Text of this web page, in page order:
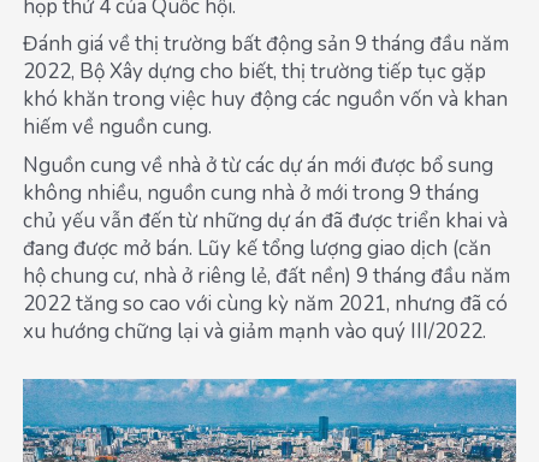
họp thứ 4 của Quốc hội.
Đánh giá về thị trường bất động sản 9 tháng đầu năm
2022, Bộ Xây dựng cho biết, thị trường tiếp tục gặp
khó khăn trong việc huy động các nguồn vốn và khan
hiếm về nguồn cung.
Nguồn cung về nhà ở từ các dự án mới được bổ sung
không nhiều, nguồn cung nhà ở mới trong 9 tháng
chủ yếu vẫn đến từ những dự án đã được triển khai và
đang được mở bán. Lũy kế tổng lượng giao dịch (căn
hộ chung cư, nhà ở riêng lẻ, đất nền) 9 tháng đầu năm
2022 tăng so cao với cùng kỳ năm 2021, nhưng đã có
xu hướng chững lại và giảm mạnh vào quý III/2022.